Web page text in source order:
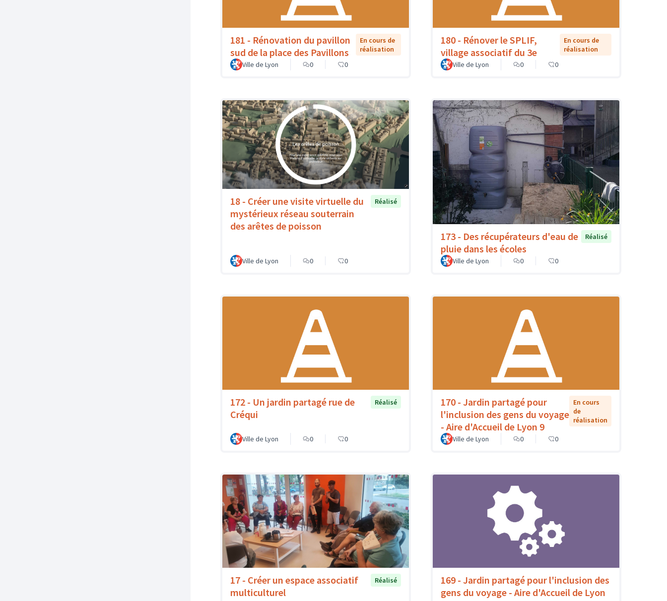
181 - Rénovation du pavillon
sud de la place des Pavillons
En cours de
réalisation
Ville de Lyon
0 0
180 - Rénover le SPLIF,
village associatif du 3e
En cours de
réalisation
Ville de Lyon
0 0
18 - Créer une visite virtuelle du
mystérieux réseau souterrain
des arêtes de poisson
Réalisé
Ville de Lyon 0 0
173 - Des récupérateurs d'eau de
pluie dans les écoles
Réalisé
Ville de Lyon 0 0
172 - Un jardin partagé rue de
Créqui
Réalisé
Ville de Lyon 0 0
170 - Jardin partagé pour
l'inclusion des gens du voyage
- Aire d'Accueil de Lyon 9
En cours
de
réalisation
Ville de Lyon 0 0
17 - Créer un espace associatif
multiculturel
Réalisé
169 - Jardin partagé pour l'inclusion des
gens du voyage - Aire d'Accueil de Lyon